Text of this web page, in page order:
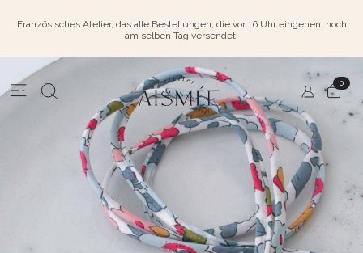
Französisches Atelier, das alle Bestellungen, die vor 16 Uhr eingehen, noch
am selben Tag versendet.
0